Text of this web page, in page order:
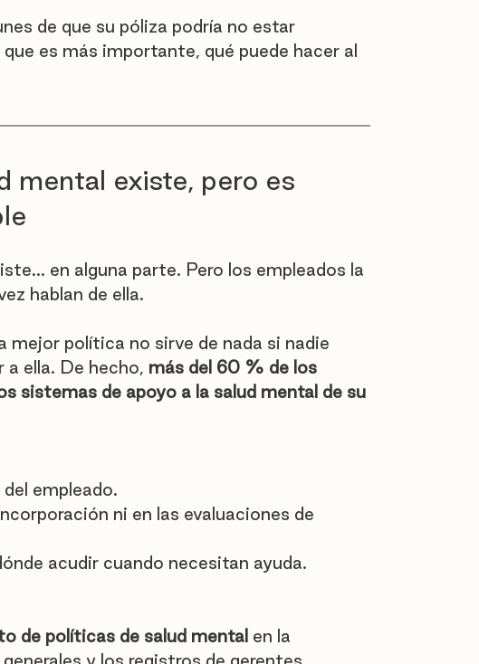
de que su póliza podría no estar
es más importante, qué puede hacer al
mental existe, pero es
en alguna parte. Pero los empleados la
hablan de ella.
mejor política no sirve de nada si nadie
ella. De hecho, más del 60 % de los
sistemas de apoyo a la salud mental de su
empleado.
ni en las evaluaciones de
acudir cuando necesitan ayuda.
de políticas de salud mental en la